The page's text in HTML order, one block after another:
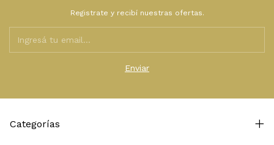
Registrate y recibí nuestras ofertas.
Categorías